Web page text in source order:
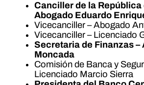
Canciller de la República
Abogado Eduardo
Vicecanciller – Abogado
Vicecanciller – Licenciado
Secretaria de Finanzas –
Moncada
Comisión de Banca y
Licenciado Marcio Sierra